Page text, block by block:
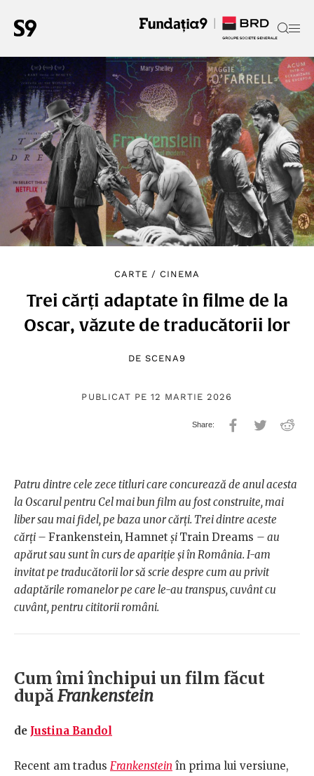
CARTE / CINEMA
Trei cărți adaptate în filme de la
Oscar, văzute de traducătorii lor
DE SCENA9
PUBLICAT PE 12 MARTIE 2026
Patru dintre cele zece titluri care concurează de anul acesta
la Oscarul pentru Cel mai bun film au fost construite, mai
liber sau mai fidel, pe baza unor cărți. Trei dintre aceste
cărți – Frankenstein,Hamnet și Train Dreams – au
apărut sau sunt în curs de apariție și în România. I-am
invitat pe traducătorii lor să scrie despre cum au privit
adaptările romanelor pe care le-au transpus, cuvânt cu
cuvânt, pentru cititorii români.
Cum îmi închipui un film făcut
dupăFrankenstein
de Justina Bandol
Recent am tradus Frankenstein în prima lui versiune,